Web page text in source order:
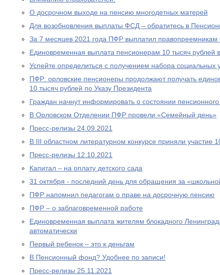
О досрочном выходе на пенсию многодетных матерей
Для возобновления выплаты ФСД – обратитесь в
За 7 месяцев 2021 года ПФР выплатил
Единовременная выплата пенсионерам 10 тысяч рублей
Успейте определиться с получением набора социальных
ПФР: орловские пенсионеры продолжают получать
10 тысяч рублей по Указу Президента
Граждан начнут информировать о состоянии
В Орловском Отделении ПФР провели «Семейный день»
Пресс-релизы 24.09.2021
В III областном литературном конкурсе приняли участие
Пресс-релизы 12.10.2021
Капитал – на оплату детского сада
31 октября - последний день для обращения за
ПФР напомнил педагогам о праве на досрочную пенсию
ПФР – о заблаговременной работе
Единовременная выплата жителям блокадного
автоматически
Первый ребенок – это к деньгам
В Пенсионный фонд? Удобнее по записи!
Пресс-релизы 25.11.2021